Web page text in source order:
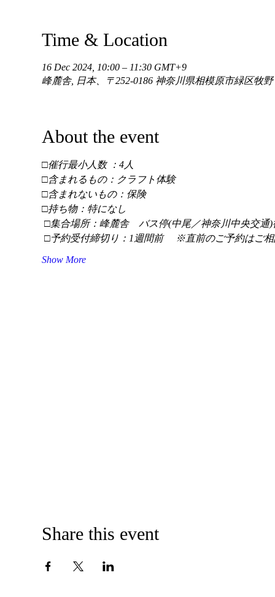
Time & Location
16 Dec 2024, 10:00 – 11:30 GMT+9
峰麓舎, 日本、〒252-0186 神奈川県相模原市緑区牧
About the event
□催行最小人数 ：4人
□含まれるもの：クラフト体験
□含まれないもの：保険
□持ち物：特になし
□集合場所：峰麓舎　バス停(中尾／神奈川中央交通)
□予約受付締切り：1週間前 　※直前のご予約はご
Show More
Share this event